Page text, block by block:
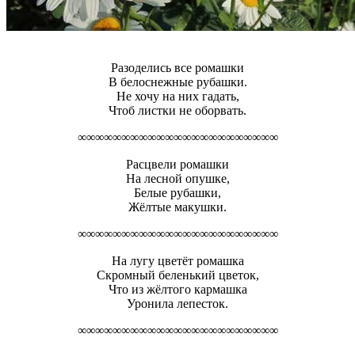
Разоделись все ромашки
В белоснежные рубашки.
Не хочу на них гадать,
Чтоб листки не оборвать.
∞∞∞∞∞∞∞∞∞∞∞∞∞∞∞∞∞∞∞∞∞∞∞
Расцвели ромашки
На лесной опушке,
Белые рубашки,
Жёлтые макушки.
∞∞∞∞∞∞∞∞∞∞∞∞∞∞∞∞∞∞∞∞∞∞∞
На лугу цветёт ромашка
Скромный беленький цветок,
Что из жёлтого кармашка
Уронила лепесток.
∞∞∞∞∞∞∞∞∞∞∞∞∞∞∞∞∞∞∞∞∞∞∞